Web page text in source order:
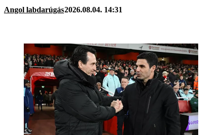
Angol labdarúgás2026.08.04. 14:31